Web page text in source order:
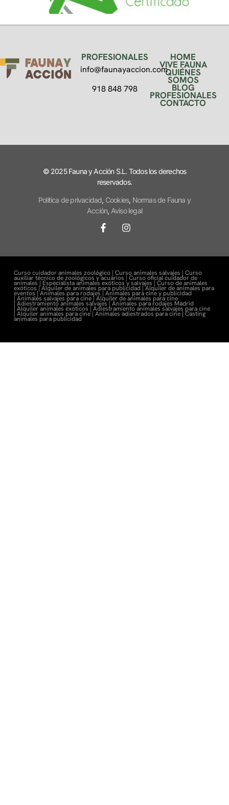
PROFESIONALES
info@faunayaccion.com
918 848 798
HOME
VIVE FAUNA
QUIÉNES
SOMOS
BLOG
PROFESIONALES
CONTACTO
© 2025 Fauna y Acción S.L. Todos los derechos
reservados.
Política de privacidad, Cookies, Normas de Fauna y
Acción, Aviso legal
Curso cuidador animales zoológico | Curso animales salvajes | Curso
auxiliar técnico de zoológicos y acuarios | Curso oficial cuidador de
animales | Especialista animales exóticos y salvajes | Curso de animales
exóticos |Alquiler de animales para publicidad |Alquiler de animales para
eventos |Animales para rodajes | Animales para cine y publicidad
| Animales salvajes para cine | Alquiler de animales para cine
| Adiestramiento animales salvajes | Animales para rodajes Madrid
| Alquiler animales exóticos | Adiestramiento animales salvajes para cine
| Alquiler animales para cine | Animales adiestrados para cine| Casting
animales para publicidad